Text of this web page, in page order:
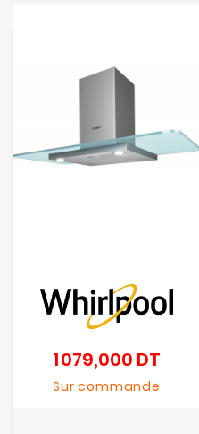
1 079,000 DT
Sur commande